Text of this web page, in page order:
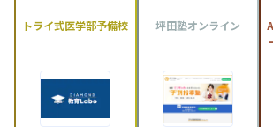
トライ式医学部予備校 坪田塾オンライン